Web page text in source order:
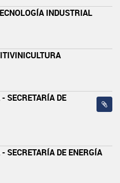
INDUSTRIAL
SECRETARÍA DE
SECRETARÍA DE ENERGÍA